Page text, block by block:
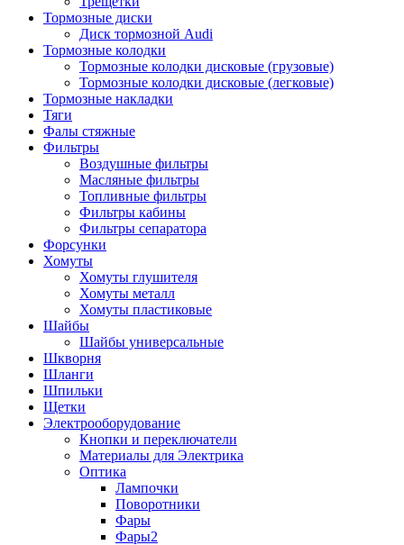
Тормозные диски
Диск тормозной Audi
Тормозные колодки
Тормозные колодки дисковые (грузовые)
Тормозные колодки дисковые (легковые)
Тормозные накладки
Тяги
Фалы стяжные
Фильтры
Воздушные фильтры
Масляные фильтры
Топливные фильтры
Фильтры кабины
Фильтры сепаратора
Форсунки
Хомуты
Хомуты глушителя
Хомуты металл
Хомуты пластиковые
Шайбы
Шайбы универсальные
Шкворня
Шланги
Шпильки
Щетки
Электрооборудование
Кнопки и переключатели
Материалы для Электрика
Оптика
Лампочки
Поворотники
Фары
Фары2